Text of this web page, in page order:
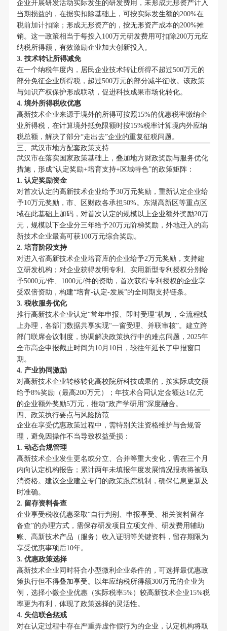
企业开展研发活动实际发生的研发费用，未形成无形资产计入
当期损益的，在据实扣除基础上，可按实际发生额的200%在
税前加计扣除；形成无形资产的，按无形资产成本的200%摊
销。这一政策相当于每投入100万元研发费用可扣除200万元应
纳税所得额，有效激励企业加大创新投入。
3. 技术转让所得减免
在一个纳税年度内，居民企业技术转让所得不超过500万元的
部分免征企业所得税，超过500万元的部分减半征收。该政策
与知识产权保护形成联动，促进科技成果市场化转化。
4. 境外所得税收优惠
高新技术企业来源于境外的所得可按照15%的优惠税率缴纳企
业所得税，在计算境外抵免限额时按15%税率计算境内外应纳
税总额，解决了部分“走出去”企业的重复征税问题。
三、武汉市地方配套政策支持
武汉市在落实国家政策基础上，叠加地方财政奖励与服务优化
措施，形成“认定奖励+培育支持+区域特色”的政策矩阵：
1. 认定奖励资金
对首次认定的高新技术企业给予30万元奖励，重新认定企业给
予10万元奖励，市、区财政各承担50%。东湖高新区等重点区
域在此基础上加码，对首次认定的规模以上企业额外奖励20万
元，规模以下企业分三年给予20万元阶梯奖励，外地迁入的高
新技术企业最高可获100万元综合奖励。
2. 培育阶段支持
对进入省高新技术企业培育库的企业给予2万元奖励，支持建
立研发机构；对企业获得发明专利、实用新型专利授权分别给
予5000元/件、1000元/件的资助，首次获得专利授权的企业享
受双倍资助，构建“培育-认定-发展”的全周期支持链条。
3. 税收服务优化
推行高新技术企业认定“常年申报、即时受理”机制，全流程线
上办理，各部门数据共享实现“一窗受理、并联审核”。建立跨
部门联席会议制度，协调解决政策执行中的难点问题，2025年
全市高企申报截止时间为10月10日，较往年延长了申报窗口
期。
4. 产业协同激励
对高新技术企业转移转化高校院所科技成果的，按实际成交额
给予8%奖励（最高200万元）；年技术合同认定金额达1亿元
的企业额外奖励5万元，推动“政产学研用”深度融合。
四、政策执行要点与风险防范
企业在享受优惠政策过程中，需特别关注资格维护与合规管
理，避免因操作不当导致权益受损：
1. 动态合规管理
高新技术企业发生更名或分立、合并等重大变化，需在三个月
内向认定机构报告；累计两年未填报年度发展情况报表将被取
消资格。建议企业建立专门的政策跟踪机制，确保信息更新及
时准确。
2. 留存资料备查
企业享受税收优惠采取“自行判别、申报享受、相关资料留存
备查”的办理方式，需保存研发项目立项文件、研发费用辅助
账、高新技术产品（服务）收入证明等关键资料，留存期限为
享受优惠事项后10年。
3. 优惠政策选择
高新技术企业同时符合小型微利企业条件的，可选择最优惠政
策执行但不得叠加享受。以年应纳税所得额300万元的企业为
例，选择小微企业优惠（实际税率5%）较高新技术企业15%税
率更为有利，体现了政策选择的灵活性。
4. 失信联合惩戒
对在认定过程中存在严重弄虚作假行为的企业，认定机构将取